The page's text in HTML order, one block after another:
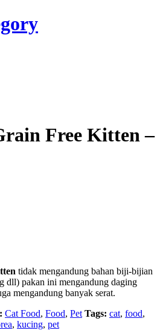
Free Kitten –
tidak mengandung bahan biji-bijian
dll) pakan ini mengandung daging
mengandung banyak serat.
Cat Food, Food, Pet Tags: cat, food,
, kucing, pet